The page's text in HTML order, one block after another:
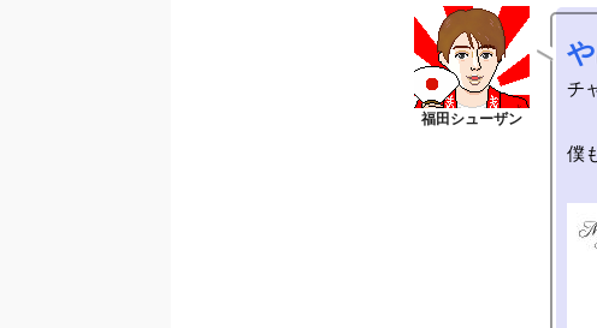
や
チ
僕